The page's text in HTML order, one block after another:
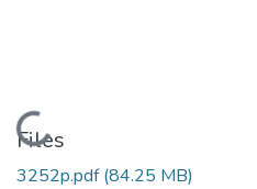
Loading...
Files
3252p.pdf(84.25 MB)